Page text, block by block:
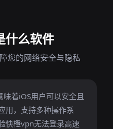
什么软件
您的网络安全与隐私
着iOS用户可以安全且
用，支持多种操作系
快橙vpn无法登录高速